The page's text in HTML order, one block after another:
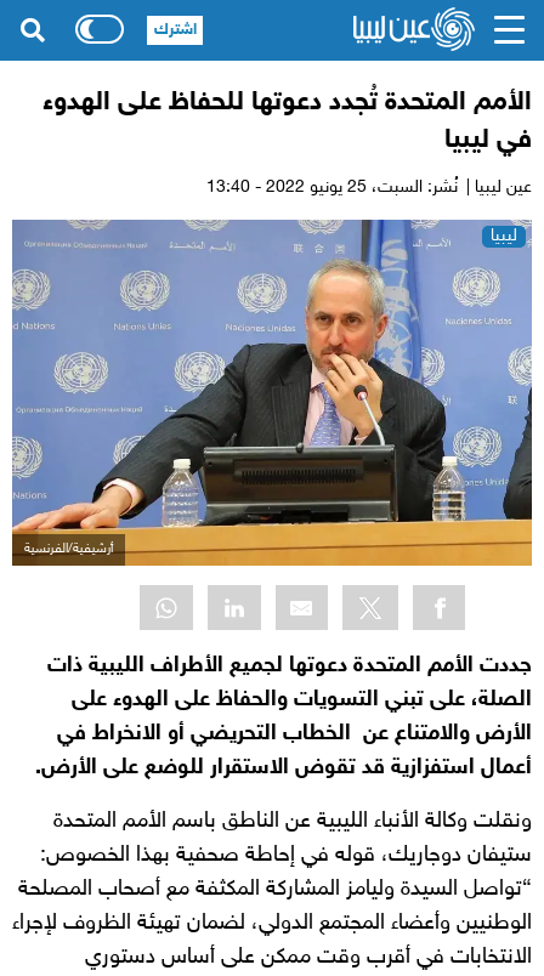
الأمم المتحدة تُجدد دعوتها للحفاظ على الهدوء
في ليبيا
عين ليبيا | نُشر: السبت،
ليبيا
أرشيفية/الفرنسية
جددت الأمم المتحدة دعوتها لجميع الأطراف الليبية ذات
الصلة، على تبني التسويات والحفاظ على الهدوء على
الأرض والامتناع عن الخطاب التحريضي أو الانخراط في
أعمال استفزازية قد تقوض الاستقرار للوضع على الأرض.
ونقلت وكالة الأنباء الليبية عن الناطق باسم الأمم المتحدة
ستيفان دوجاريك، قوله في إحاطة صحفية بهذا الخصوص:
“تواصل السيدة وليامز المشاركة المكثفة مع أصحاب المصلحة
الوطنيين وأعضاء المجتمع الدولي، لضمان تهيئة الظروف لإجراء
الانتخابات في أقرب وقت ممكن على أساس دستوري
اشترك